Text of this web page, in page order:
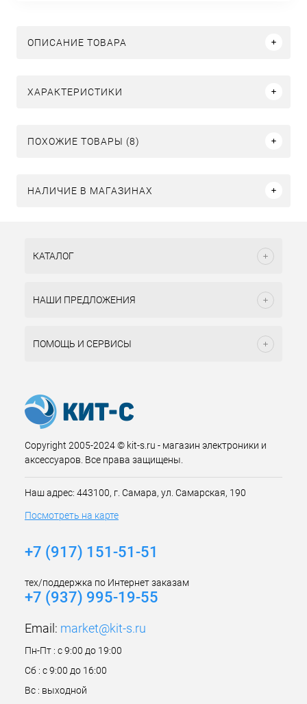
ОПИСАНИЕ ТОВАРА
ХАРАКТЕРИСТИКИ
ПОХОЖИЕ ТОВАРЫ (8)
НАЛИЧИЕ В МАГАЗИНАХ
КАТАЛОГ
НАШИ ПРЕДЛОЖЕНИЯ
ПОМОЩЬ И СЕРВИСЫ
Copyright 2005-2024 © kit-s.ru - магазин электроники и
аксессуаров. Все права защищены.
Наш адрес: 443100, г. Самара, ул. Самарская, 190
Посмотреть на карте
+7 (917) 151-51-51
тех/поддержка по Интернет заказам
+7 (937) 995-19-55
Email: market@kit-s.ru
Пн-Пт : с 9:00 до 19:00
Сб : с 9:00 до 16:00
Вс : выходной